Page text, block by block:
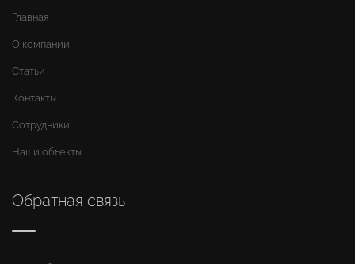
Главная
О компании
Статьи
Контакты
Сотрудники
Наши объекты
Обратная связь